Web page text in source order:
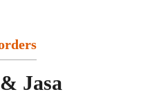
Jasa